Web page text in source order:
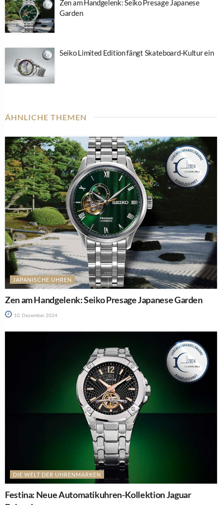
Zen am Handgelenk: Seiko Presage Japanese
Garden
Seiko Limited Edition fängt Skateboard-Kultur ein
ÄHNLICHE THEMEN
JAPANISCHE UHREN
Zen am Handgelenk: Seiko Presage Japanese Garden
10. Dezember 2024
DIE WELT DER UHRENMARKEN
Festina: Neue Automatikuhren-Kollektion Jaguar